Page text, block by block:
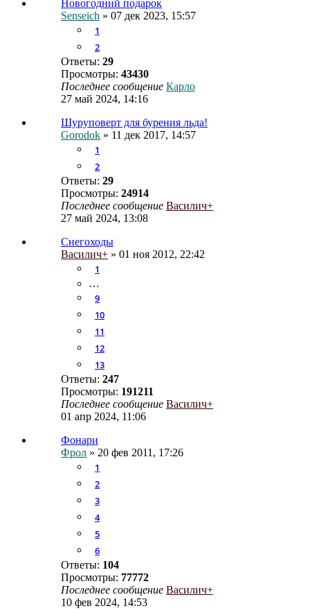
Новогодний подарок
Senseich » 07 дек 2023, 15:57
1
2
Ответы: 29
Просмотры: 43430
Последнее сообщение Карло
27 май 2024, 14:16
Шуруповерт для бурения льда!
Gorodok » 11 дек 2017, 14:57
1
2
Ответы: 29
Просмотры: 24914
Последнее сообщение Василич+
27 май 2024, 13:08
Снегоходы
Василич+ » 01 ноя 2012, 22:42
1
…
9
10
11
12
13
Ответы: 247
Просмотры: 191211
Последнее сообщение Василич+
01 апр 2024, 11:06
Фонари
Фрол » 20 фев 2011, 17:26
1
2
3
4
5
6
Ответы: 104
Просмотры: 77772
Последнее сообщение Василич+
10 фев 2024, 14:53